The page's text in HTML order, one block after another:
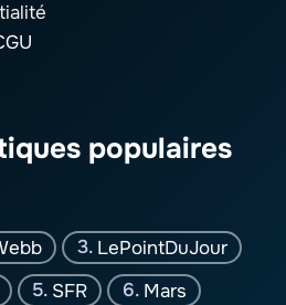
populaires
LePointDuJour
SFR
Mars